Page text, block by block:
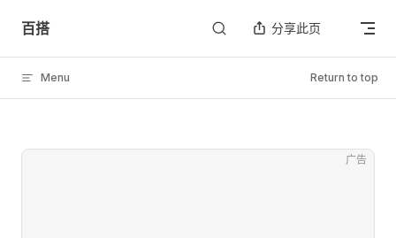
Skip to content
百搭 分享此页
Menu Return to top
广告